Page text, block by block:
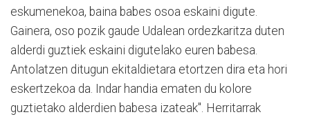
eskumenekoa, baina babes osoa eskaini digute.
Gainera, oso pozik gaude Udalean ordezkaritza duten
alderdi guztiek eskaini digutelako euren babesa.
Antolatzen ditugun ekitaldietara etortzen dira eta hori
eskertzekoa da. Indar handia ematen du kolore
guztietako alderdien babesa izateak". Herritarrak